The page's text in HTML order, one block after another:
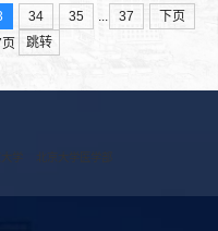
34 35 37
下页
跳转
学 北京大学医学部